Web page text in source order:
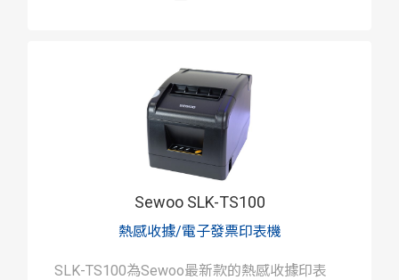
Sewoo SLK-TS100
熱感收據/電子發票印表機
SLK-TS100為Sewoo最新款的熱感收據印表